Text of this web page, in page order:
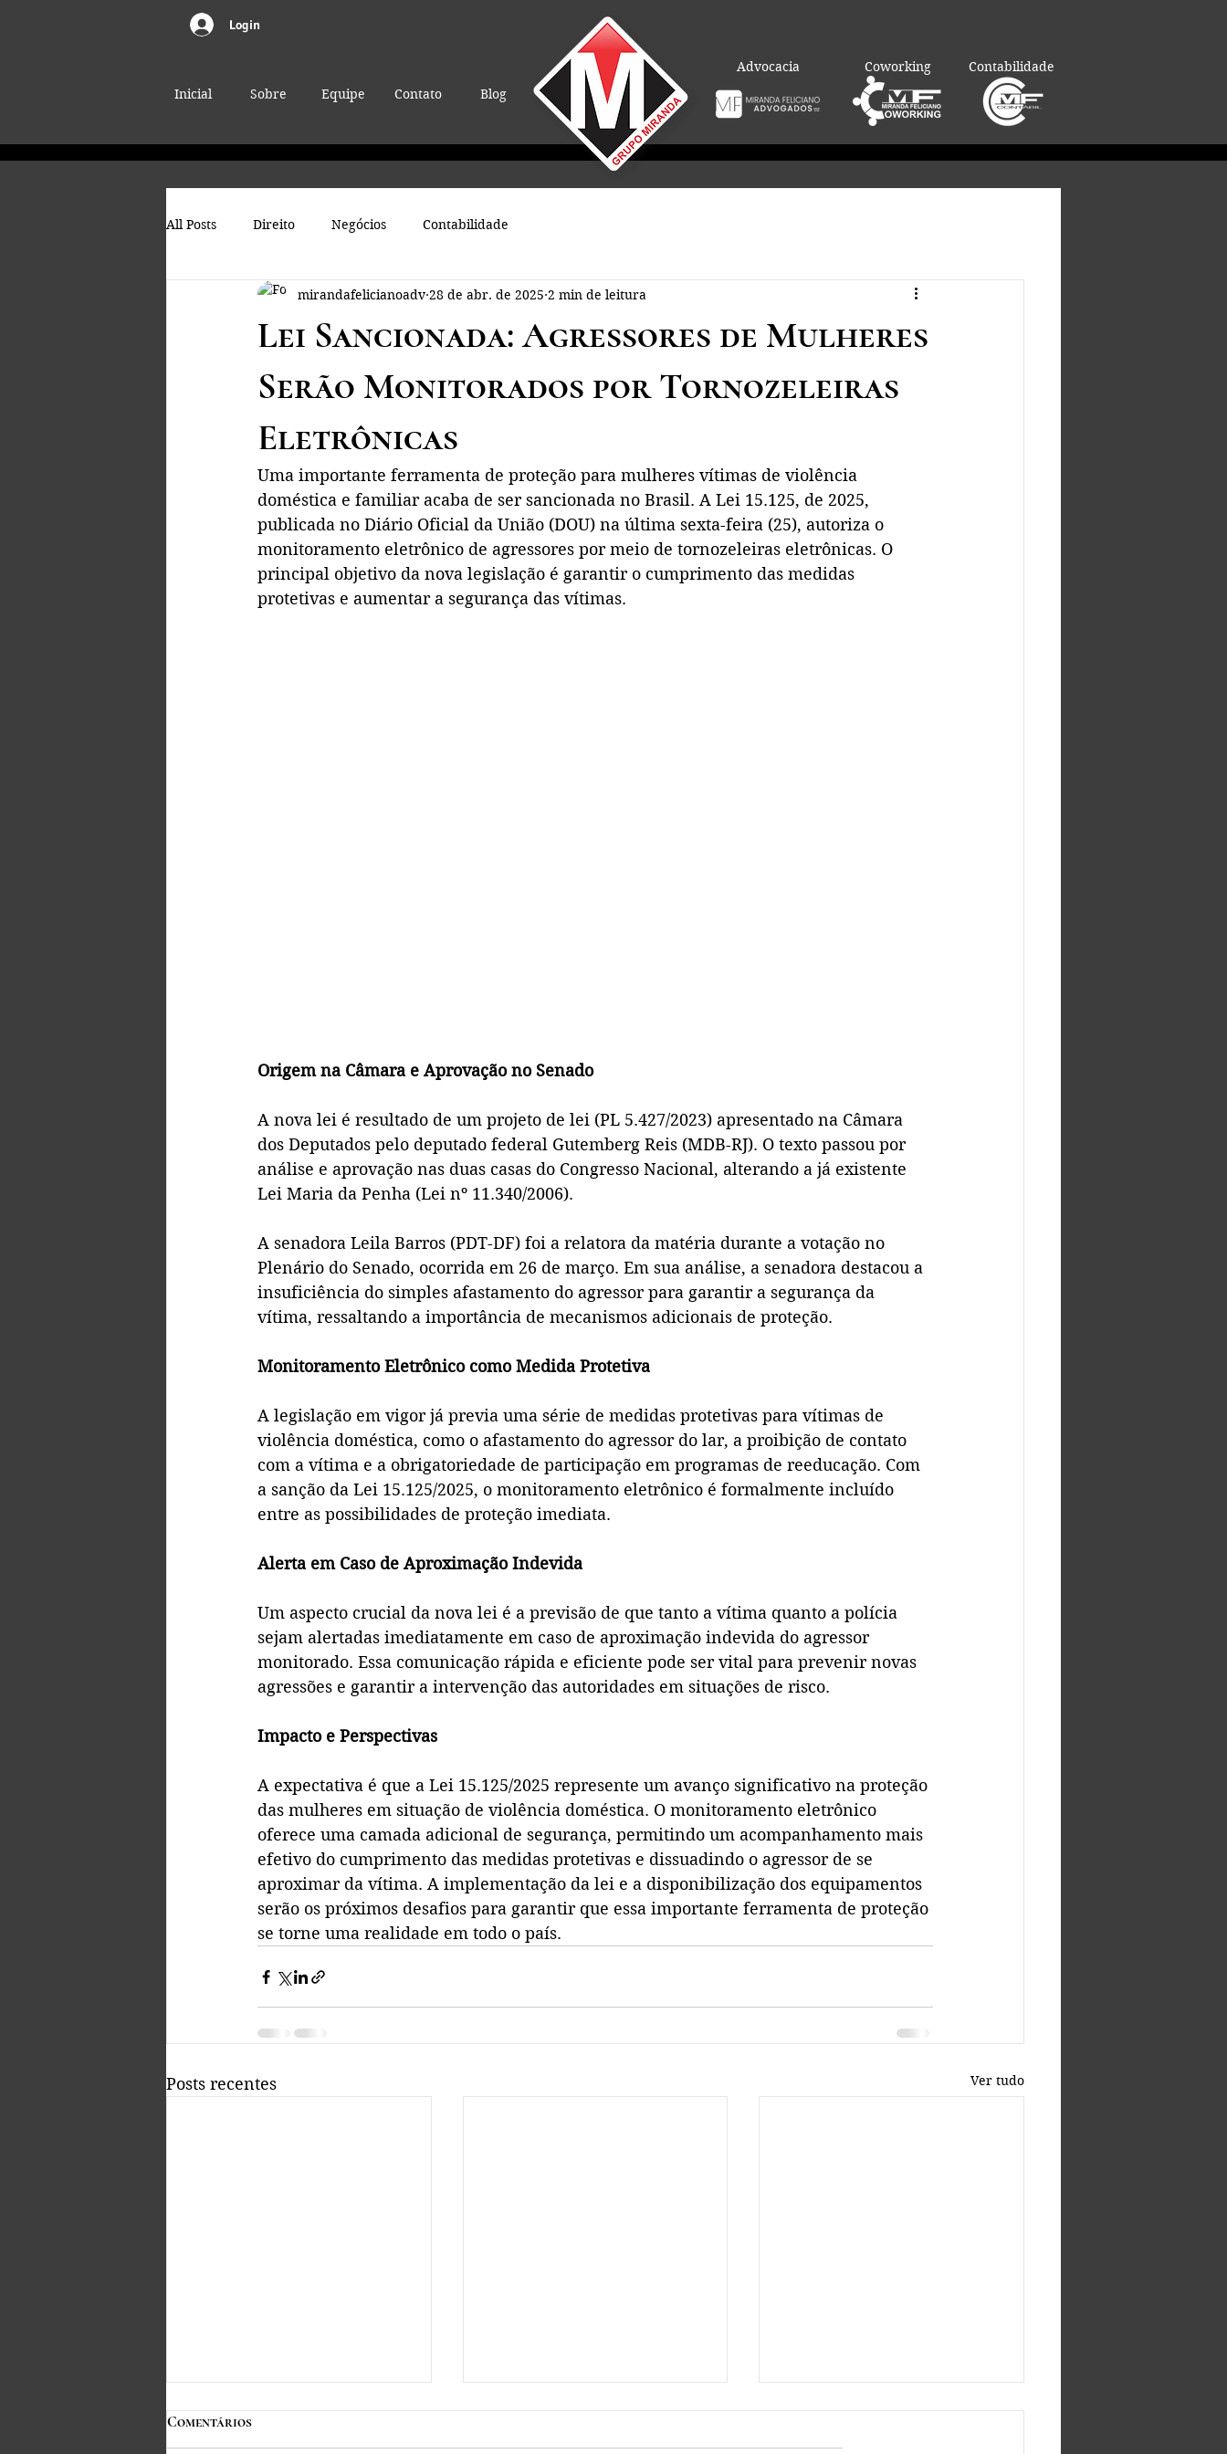
Login
Inicial Sobre Equipe Contato Blog
Advocacia Coworking Contabilidade
All Posts Direito Negócios Contabilidade
Lei Sancionada: Agressores de Mulheres
Serão Monitorados por Tornozeleiras
Eletrônicas
mirandafelicianoadv 28 de abr. de 2025 2 min de leitura
Uma importante ferramenta de proteção para mulheres vítimas de violência
doméstica e familiar acaba de ser sancionada no Brasil. A Lei 15.125, de 2025,
publicada no Diário Oficial da União (DOU) na última sexta-feira (25), autoriza o
monitoramento eletrônico de agressores por meio de tornozeleiras eletrônicas. O
principal objetivo da nova legislação é garantir o cumprimento das medidas
protetivas e aumentar a segurança das vítimas.
Origem na Câmara e Aprovação no Senado
A nova lei é resultado de um projeto de lei (PL 5.427/2023) apresentado na Câmara
dos Deputados pelo deputado federal Gutemberg Reis (MDB-RJ). O texto passou por
análise e aprovação nas duas casas do Congresso Nacional, alterando a já existente
Lei Maria da Penha (Lei nº 11.340/2006).
A senadora Leila Barros (PDT-DF) foi a relatora da matéria durante a votação no
Plenário do Senado, ocorrida em 26 de março. Em sua análise, a senadora destacou a
insuficiência do simples afastamento do agressor para garantir a segurança da
vítima, ressaltando a importância de mecanismos adicionais de proteção.
Monitoramento Eletrônico como Medida Protetiva
A legislação em vigor já previa uma série de medidas protetivas para vítimas de
violência doméstica, como o afastamento do agressor do lar, a proibição de contato
com a vítima e a obrigatoriedade de participação em programas de reeducação. Com
a sanção da Lei 15.125/2025, o monitoramento eletrônico é formalmente incluído
entre as possibilidades de proteção imediata.
Alerta em Caso de Aproximação Indevida
Um aspecto crucial da nova lei é a previsão de que tanto a vítima quanto a polícia
sejam alertadas imediatamente em caso de aproximação indevida do agressor
monitorado. Essa comunicação rápida e eficiente pode ser vital para prevenir novas
agressões e garantir a intervenção das autoridades em situações de risco.
Impacto e Perspectivas
A expectativa é que a Lei 15.125/2025 represente um avanço significativo na proteção
das mulheres em situação de violência doméstica. O monitoramento eletrônico
oferece uma camada adicional de segurança, permitindo um acompanhamento mais
efetivo do cumprimento das medidas protetivas e dissuadindo o agressor de se
aproximar da vítima. A implementação da lei e a disponibilização dos equipamentos
serão os próximos desafios para garantir que essa importante ferramenta de proteção
se torne uma realidade em todo o país.
Posts recentes Ver tudo
Comentários